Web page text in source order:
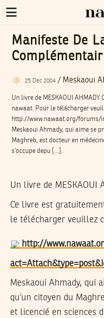
Manifeste De
25 Dec 2004/ Meskaoui
Un livre de MESKAOUI
nawaat. Pour le télécharger
http://www.nawaat.org/forums/
Meskaoui Ahmady, qui aime se
Maghreb, est docteur en
s’occupe depu […].
Un livre de MESKAOUI
Ce livre est
le télécharger veuillez
http://
Meskaoui Ahmady, qui
qu’un citoyen du
et licencié en sciences